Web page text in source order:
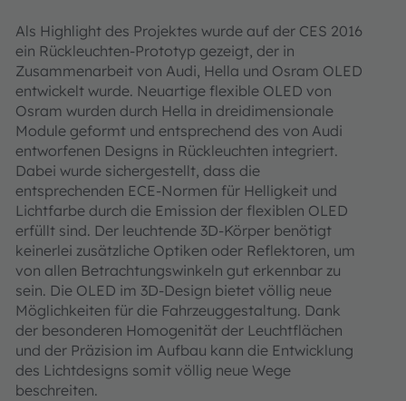
Als Highlight des Projektes wurde auf der CES 2016
ein Rückleuchten-Prototyp gezeigt, der in
Zusammenarbeit von Audi, Hella und Osram OLED
entwickelt wurde. Neuartige flexible OLED von
Osram wurden durch Hella in dreidimensionale
Module geformt und entsprechend des von Audi
entworfenen Designs in Rückleuchten integriert.
Dabei wurde sichergestellt, dass die
entsprechenden ECE-Normen für Helligkeit und
Lichtfarbe durch die Emission der flexiblen OLED
erfüllt sind. Der leuchtende 3D-Körper benötigt
keinerlei zusätzliche Optiken oder Reflektoren, um
von allen Betrachtungswinkeln gut erkennbar zu
sein. Die OLED im 3D-Design bietet völlig neue
Möglichkeiten für die Fahrzeuggestaltung. Dank
der besonderen Homogenität der Leuchtflächen
und der Präzision im Aufbau kann die Entwicklung
des Lichtdesigns somit völlig neue Wege
beschreiten.